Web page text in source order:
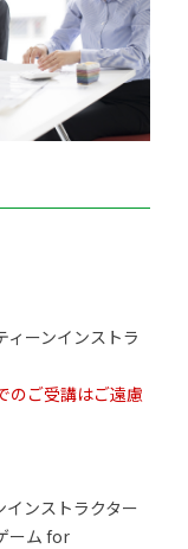
ーンインストラ
のご受講はご遠慮
インストラクター
ーム for